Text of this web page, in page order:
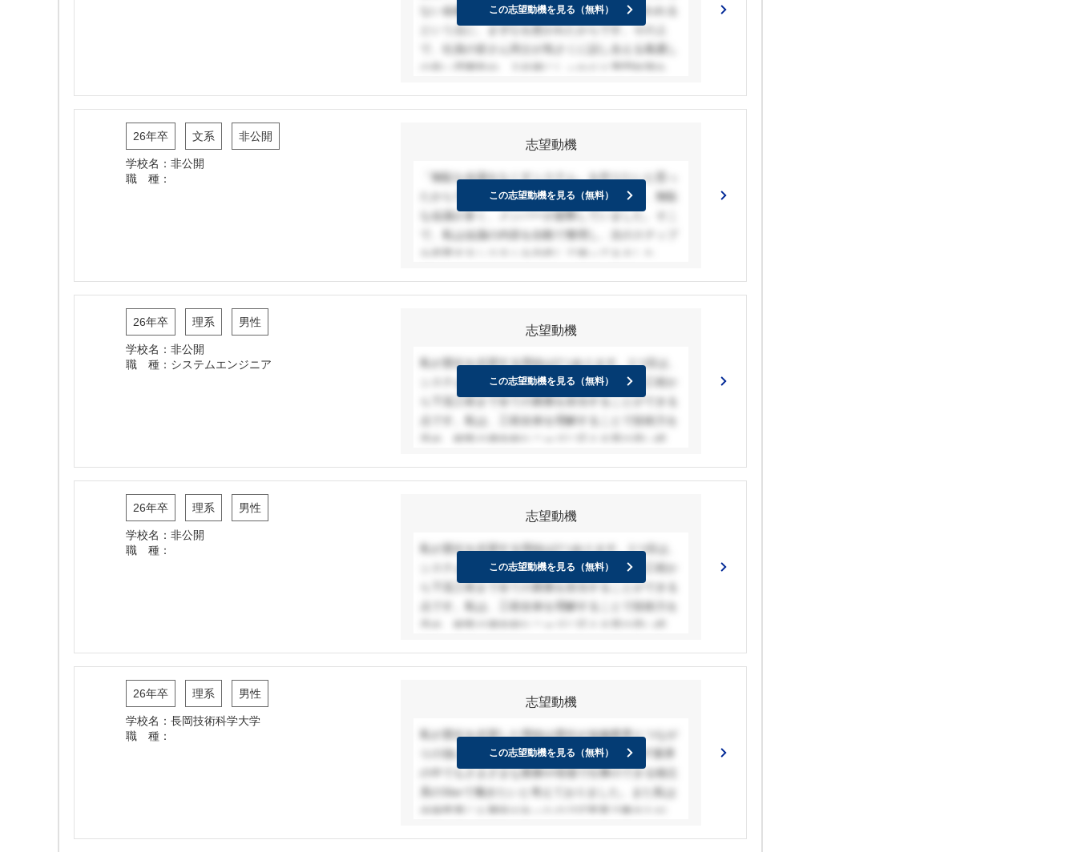
ない金融の仕組みを支えるシステム開発に携われる
という点に、まず心を惹かれたからです。その上
の良い雰囲気や、入社後にしっかりと専門知識を学
じています。
らの信頼を積み重ねてこられた御社の一員として、
て成長していきたいと強く願っています。
以前インターンシップに参加させていただいた際に
は、社員の方々がとても和やかな雰囲気の中で、お
互いに協力しながら仕事を進めている様子を拝見し
ました。また、業務に必要な知識を基礎からしっか
りと学べる研修制度が充実していると伺い、チーム
で力を合わせながら自分自身も高めていける、そん
このような温かく、かつ成長できる場所で、社会に
貢献するやりがいを感じながら、エンジニアとして
の腕を磨いていきたいと心から思っています。
この志望動機を見る（無料）
26年卒 文系 非公開
学校名：非公開
職 種：
志望動機
「無駄な会議をなくすシステム」を作りたいと思っ
たからです。大学でのプロジェクトにおいて、無駄
な会議が多く、メンバーが疲弊していました。そこ
で、私は会議の内容を自動で整理し、次のステップ
を提案するシステムを自作して使ってみました。Ｔ
活かせば、このアイデアを現実に、そして企業向け
環境をITの力で実現したいと考えています。
この志望動機を見る（無料）
26年卒 理系 男性
学校名：非公開
職 種：システムエンジニア
志望動機
私が貴社を志望する理由は2つあります。1つ目は、
システムエンジニアとして顧客の課題を上流工程か
ら下流工程まで全ての業務を担当することができる
点です。私は、工程全体を理解することで技術力を
ます。2つ目は、幅広い事業を提供している点で
ムエンジニアとして様々な業種に関わることができ
度を活かし、技術力とマネジメント力を兼ね備え、
次世代型SI事業を牽引する一員として貢献したいで
す。
この志望動機を見る（無料）
26年卒 理系 男性
学校名：非公開
職 種：
志望動機
私が貴社を志望する理由は2つあります。1つ目は、
システムエンジニアとして顧客の課題を上流工程か
ら下流工程まで全ての業務を担当することができる
点です。私は、工程全体を理解することで技術力を
ます。2つ目は、幅広い事業を提供している点で
ムエンジニアとして様々な業種に関わることができ
度を活かし、技術力とマネジメント力を兼ね備え、
次世代型SI事業を牽引する一員として貢献したいで
す。
この志望動機を見る（無料）
26年卒 理系 男性
学校名：長岡技術科学大学
職 種：
志望動機
私が貴社を志望した理由は貴社が金融業界とつなが
りの強い独立系のSIerであるからです。私はIT業界
の中でもさまざまな業務や現場で仕事のできる独立
系のSIerで働きたいと考えておりました。また私は
金融業界にも興味があったのでIT業界で働きながら
この志望動機を見る（無料）